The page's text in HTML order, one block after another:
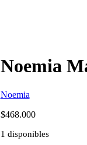
Noemia
Noemia
$468.000
1 disponibles